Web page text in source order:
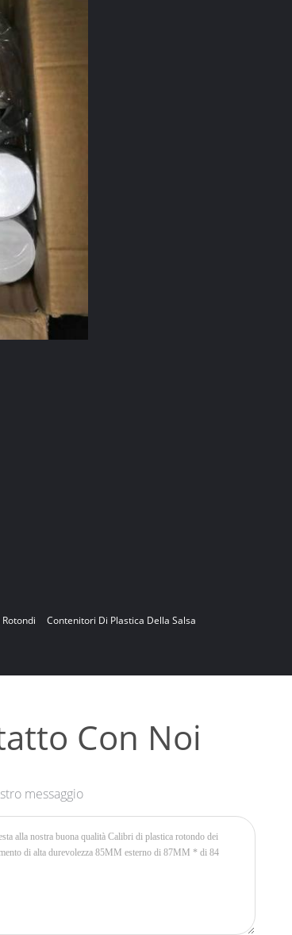
Contenitori Di Plastica Della Salsa
Con Noi
messaggio